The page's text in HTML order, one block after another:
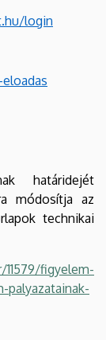
login
határidejét
módosítja az
technikai
figyelem-
palyazatainak-